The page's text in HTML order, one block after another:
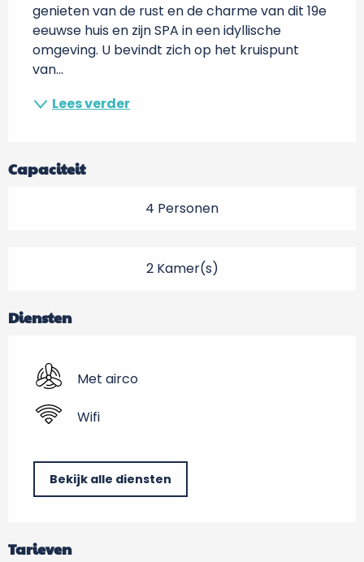
genieten van de rust en de charme van dit 19e
eeuwse huis en zijn SPA in een idyllische
omgeving. U bevindt zich op het kruispunt
van...
Lees verder
Capaciteit
4 Personen
2 Kamer(s)
Diensten
Met airco
Wifi
Bekijk alle diensten
Tarieven